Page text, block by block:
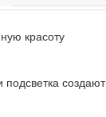
красоту
подсветка создают